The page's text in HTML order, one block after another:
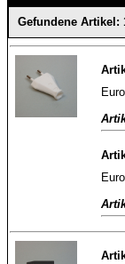
Gefundene Artikel: